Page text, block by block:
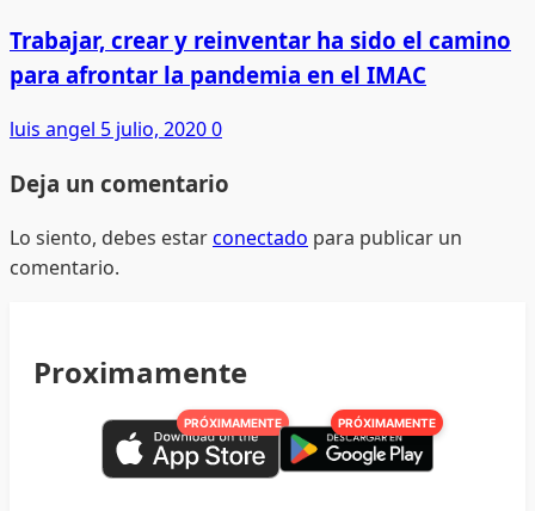
Trabajar, crear y reinventar ha sido el camino
para afrontar la pandemia en el IMAC
luis angel 5 julio, 20200
Deja un comentario
Lo siento, debes estarconectado para publicar un
comentario.
Proximamente
PRÓXIMAMENTE PRÓXIMAMENTE